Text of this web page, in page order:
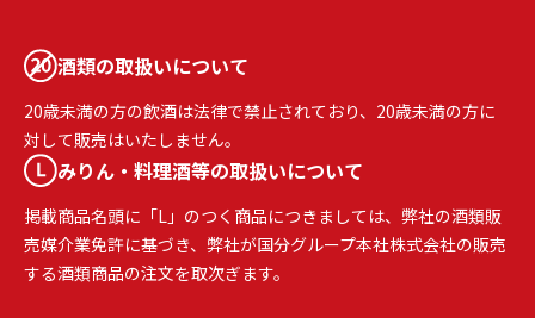
酒類の取扱いについて
20歳未満の方の飲酒は法律で禁止されており、20歳未満の方に
対して販売はいたしません。
みりん・料理酒等の取扱いについて
掲載商品名頭に「L」のつく商品につきましては、弊社の酒類販
売媒介業免許に基づき、弊社が国分グループ本社株式会社の販売
する酒類商品の注文を取次ぎます。